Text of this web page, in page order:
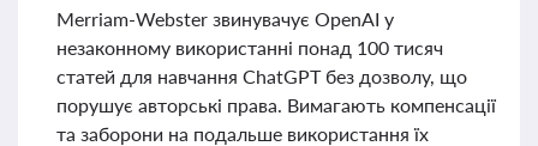
Merriam-Webster звинувачує OpenAI у
незаконному використанні понад 100 тисяч
статей для навчання ChatGPT без дозволу, що
порушує авторські права. Вимагають компенсації
та заборони на подальше використання їх